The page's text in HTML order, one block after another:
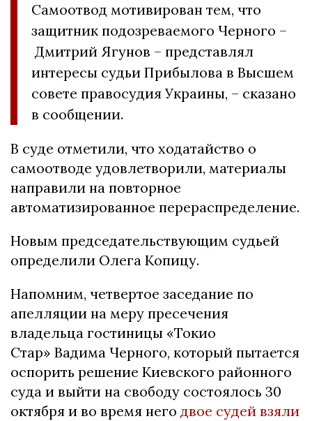
Самоотвод мотивирован тем, что
защитник подозреваемого Черного –
Дмитрий Ягунов – представлял
интересы судьи Прибылова в Высшем
совете правосудия Украины, – сказано
в сообщении.
В суде отметили, что ходатайство о
самоотводе удовлетворили, материалы
направили на повторное
автоматизированное перераспределение.
Новым председательствующим судьей
определили Олега Копицу.
Напомним, четвертое заседание по
апелляции на меру пресечения
владельца гостиницы «Токио
Стар» Вадима Черного, который пытается
оспорить решение Киевского районного
суда и выйти на свободу состоялось 30
октября и во время него двое судей взяли